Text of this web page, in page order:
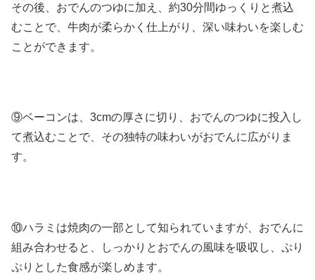
その後、おでんのつゆに加え、約30分間ゆっくりと煮込
むことで、牛肉が柔らかく仕上がり、深い味わいを楽しむ
ことができます。
⑨ベーコンは、3cmの厚さに切り、おでんのつゆに投入し
て煮込むことで、その独特の味わいがおでんに広がりま
す。
⑩ハラミは焼肉の一部として知られていますが、おでんに
組み合わせると、しっかりとおでんの風味を吸収し、ぷり
ぷりとした食感が楽しめます。